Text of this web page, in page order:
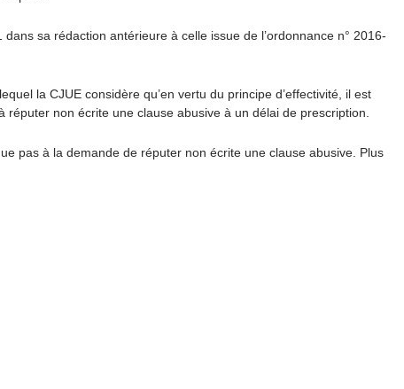
sa rédaction antérieure à celle issue de l’ordonnance n° 2016-
la CJUE considère qu’en vertu du principe d’effectivité, il est
non écrite une clause abusive à un délai de prescription.
pas à la demande de réputer non écrite une clause abusive. Plus